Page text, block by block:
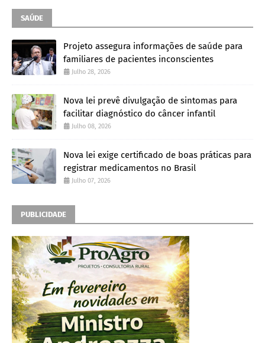
SAÚDE
Projeto assegura informações de saúde para
familiares de pacientes inconscientes
Julho 28, 2026
Nova lei prevê divulgação de sintomas para
facilitar diagnóstico do câncer infantil
Julho 08, 2026
Nova lei exige certificado de boas práticas para
registrar medicamentos no Brasil
Julho 07, 2026
PUBLICIDADE